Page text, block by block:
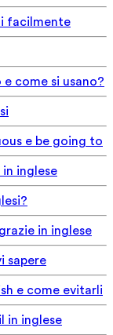
facilmente
come si usano?
e be going to
inglese
in inglese
sapere
e come evitarli
in inglese